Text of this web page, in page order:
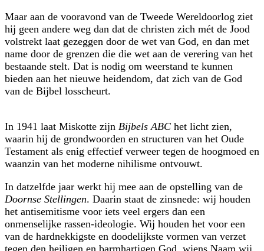
Maar aan de vooravond van de Tweede Wereldoorlog ziet
hij geen andere weg dan dat de christen zich mét de Jood
volstrekt laat gezeggen door de wet van God, en dan met
name door de grenzen die die wet aan de verering van het
bestaande stelt. Dat is nodig om weerstand te kunnen
bieden aan het nieuwe heidendom, dat zich van de God
van de Bijbel losscheurt.
In 1941 laat Miskotte zijn Bijbels ABC het licht zien,
waarin hij de grond­woorden en structuren van het Oude
Testament als enig effectief verweer tegen de hoogmoed en
waanzin van het moderne nihilisme ontvouwt.
In datzelfde jaar werkt hij mee aan de opstelling van de
Doornse Stellingen. Daarin staat de zinsnede: wij houden
het antisemitisme voor iets veel ergers dan een
onmenselijke rassen-ideologie. Wij houden het voor een
van de hardnekkigste en doodelijkste vormen van verzet
tegen den heiligen en barmhartigen God, wiens Naam wij